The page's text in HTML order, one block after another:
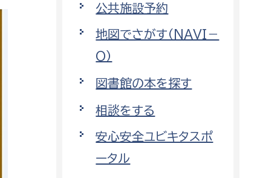
働きたい
小田原のことを知りたい
イベント・講座などに参加したい
環境部
環境政策課
ゼロカーボン推進課
環境保護課
環境事業センター
公共施設予約
地図でさがす（NAVI－
O）
図書館の本を探す
相談をする
安心安全ユビキタスポ
ータル